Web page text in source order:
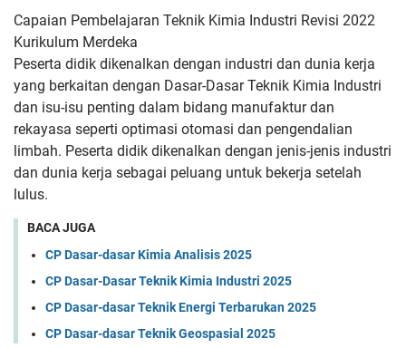
Capaian Pembelajaran Teknik Kimia Industri Revisi 2022
Kurikulum Merdeka
Peserta didik dikenalkan dengan industri dan dunia kerja
yang berkaitan dengan Dasar-Dasar Teknik Kimia Industri
dan isu-isu penting dalam bidang manufaktur dan
rekayasa seperti optimasi otomasi dan pengendalian
limbah. Peserta didik dikenalkan dengan jenis-jenis industri
dan dunia kerja sebagai peluang untuk bekerja setelah
lulus.
BACA JUGA
CP Dasar-dasar Kimia Analisis 2025
CP Dasar-Dasar Teknik Kimia Industri 2025
CP Dasar-dasar Teknik Energi Terbarukan 2025
CP Dasar-dasar Teknik Geospasial 2025